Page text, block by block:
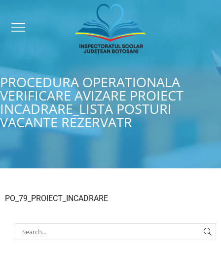
PROCEDURA OPERATIONALA
VERIFICARE AVIZARE PROIECT
INCADRARE_LISTA POSTURI
VACANTE REZERVATR
PO_79_PROIECT_INCADRARE